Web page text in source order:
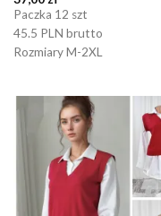
Paczka 12 szt
45.5 PLN brutto
Rozmiary M-2XL